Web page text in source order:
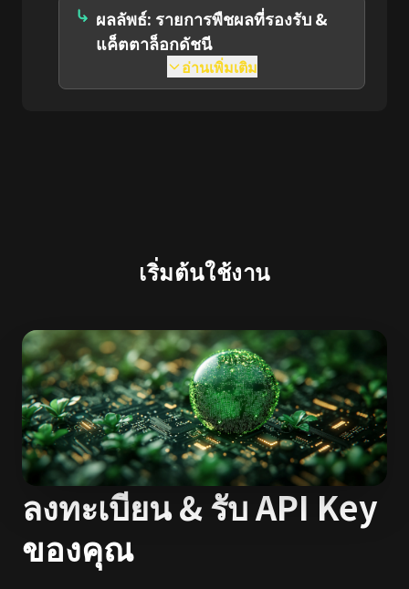
ผลลัพธ์: รายการพืชผลที่รองรับ &
แค็ตตาล็อกดัชนี
อ่านเพิ่มเติม
เริ่มต้นใช้งาน
ลงทะเบียน & รับ API Key
ของคุณ